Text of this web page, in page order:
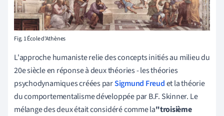
Fig. 1 École d'Athènes
L'approche humaniste relie des concepts initiés au milieu du
20e siècle en réponse à deux théories - les théories
psychodynamiques créées parSigmund Freudet la théorie
du comportementalisme développée par B.F. Skinner. Le
mélange des deux était considéré comme la"troisième